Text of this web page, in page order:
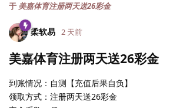
于 美嘉体育注册两天送26彩金
柔软易 2 天前
美嘉体育注册两天送26彩金
到账情况：自测【充值后果自负】
领取方式：注册两天送26彩金